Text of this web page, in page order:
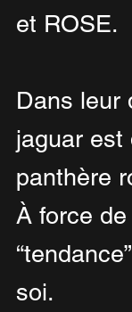
et ROSE.
Dans leur
jaguar
panthère
À force
soi.